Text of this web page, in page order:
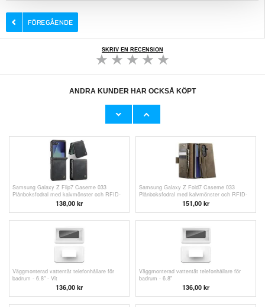
SKRIV EN RECENSION
ANDRA KUNDER HAR OCKSÅ KÖPT
Xiaomi Redmi Note 11 Pro/Note 12 Pro 4G
Tech-Protect NCA30 Dual-Port PD
Samsung Galaxy Z Flip7 Caseme 033
Plånboksfodral med kalvmönster och RFID-
138,00 kr
Samsung Galaxy Z Fold7 Caseme 033
Plånboksfodral med kalvmönster och RFID-
151,00 kr
Väggmonterad vattentät telefonhållare för
badrum - 6.8" - Vit
136,00 kr
Väggmonterad vattentät telefonhållare för
badrum - 6.8"
136,00 kr